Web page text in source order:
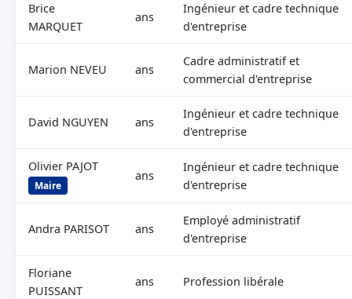
Brice
MARQUET
ans
Ingénieur et cadre technique
d'entreprise
Marion NEVEU ans
Cadre administratif et
commercial d'entreprise
David NGUYEN ans
Ingénieur et cadre technique
d'entreprise
Olivier PAJOT
Maire
ans
Ingénieur et cadre technique
d'entreprise
Andra PARISOT ans
Employé administratif
d'entreprise
Floriane
PUISSANT
ans Profession libérale